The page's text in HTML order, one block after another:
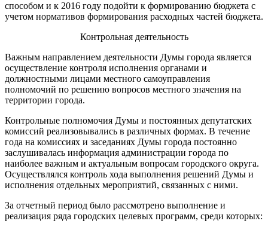
способом и к 2016 году подойти к формированию бюджета с
учетом нормативов формирования расходных частей бюджета.
Контрольная деятельность
Важным направлением деятельности Думы города является
осуществление контроля исполнения органами и
должностными лицами местного самоуправления
полномочий по решению вопросов местного значения на
территории города.
Контрольные полномочия Думы и постоянных депутатских
комиссий реализовывались в различных формах. В течение
года на комиссиях и заседаниях Думы города постоянно
заслушивалась информация администрации города по
наиболее важным и актуальным вопросам городского округа.
Осуществлялся контроль хода выполнения решений Думы и
исполнения отдельных мероприятий, связанных с ними.
За отчетный период было рассмотрено выполнение и
реализация ряда городских целевых программ, среди которых: